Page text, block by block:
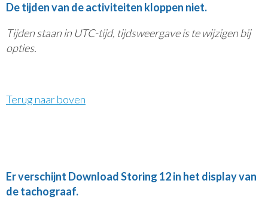
De tijden van de activiteiten kloppen niet.
Tijden staan in UTC-tijd, tijdsweergave is te wijzigen bij
opties.
Terug naar boven
Er verschijnt Download Storing 12 in het display van
de tachograaf.